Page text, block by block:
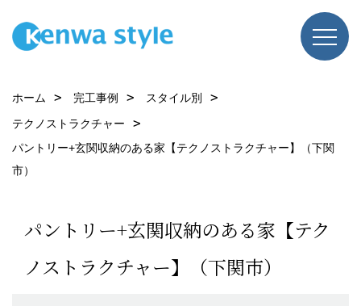
ホーム 完工事例
スタイル別
テクノストラクチャー
パントリー+玄関収納のある家【テクノストラクチャー】（下関
市）
パントリー+玄関収納のある家【テク
ノストラクチャー】（下関市）